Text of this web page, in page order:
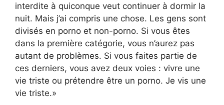
interdite à quiconque veut continuer à dormir la
nuit. Mais j’ai compris une chose. Les gens sont
divisés en porno et non-porno. Si vous êtes
dans la première catégorie, vous n’aurez pas
autant de problèmes. Si vous faites partie de
ces derniers, vous avez deux voies : vivre une
vie triste ou prétendre être un porno. Je vis une
vie triste.»